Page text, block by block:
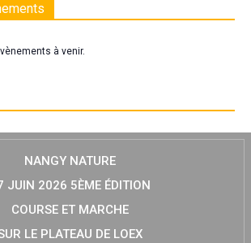
à venir.
NANGY NATURE
JUIN 2026 5ÈME ÉDITION
COURSE ET MARCHE
LE PLATEAU DE LOEX